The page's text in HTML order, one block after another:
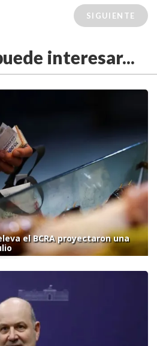
SIGUIENTE
interesar...
el BCRA proyectaron una